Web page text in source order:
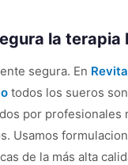
la terapia
segura. En
todos los sueros son
por profesionales
Usamos
de la más alta